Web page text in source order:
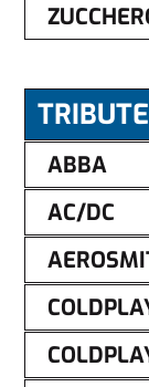
ABBA
AC/DC